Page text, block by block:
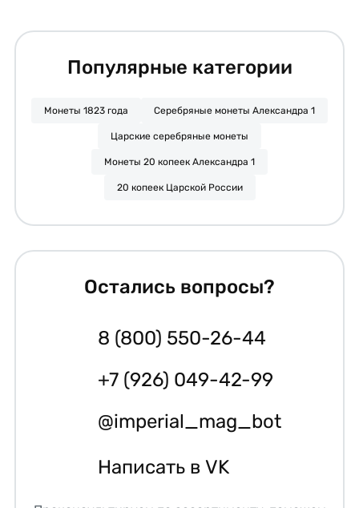
Популярные категории
Монеты 1823 года Серебряные монеты Александра 1
Царские серебряные монеты
Монеты 20 копеек Александра 1
20 копеек Царской России
Остались вопросы?
8 (800) 550-26-44
+7 (926) 049-42-99
@imperial_mag_bot
Написать в VK